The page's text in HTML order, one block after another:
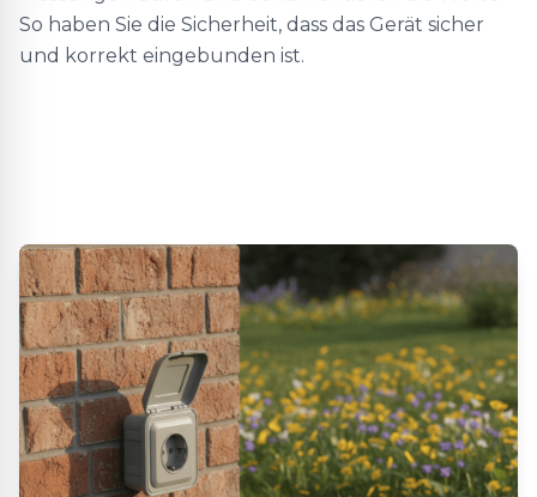
So haben Sie die Sicherheit, dass das Gerät sicher
und korrekt eingebunden ist.